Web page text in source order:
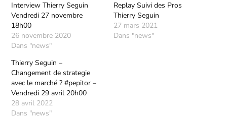
Interview Thierry Seguin
Vendredi 27 novembre
18h00
26 novembre 2020
Dans "news"
Replay Suivi des Pros
Thierry Seguin
27 mars 2021
Dans "news"
Thierry Seguin –
Changement de strategie
avec le marché ? #pepitor –
Vendredi 29 avril 20h00
28 avril 2022
Dans "news"